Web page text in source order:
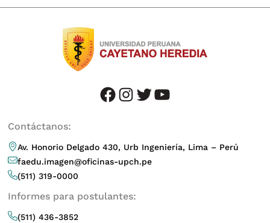
facebook instagram twitter youtube
Contáctanos:
Av. Honorio Delgado 430, Urb Ingeniería, Lima – Perú
faedu.imagen@oficinas-upch.pe
(511) 319-0000
Informes para postulantes:
(511) 436-3852